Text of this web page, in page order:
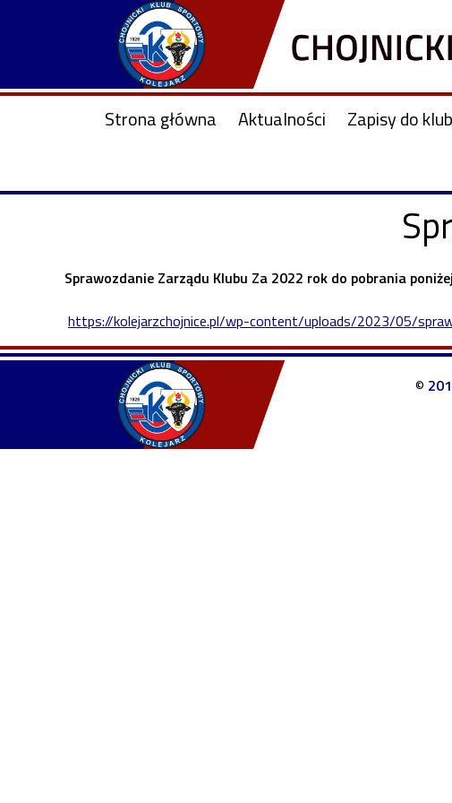
Strona główna Aktualności Zapisy do
Sprawozdanie Zarządu Klubu Za 2022 rok do pobrania poniżej
https://kolejarzchojnice.pl/wp-content/uploads/2023/05/
©